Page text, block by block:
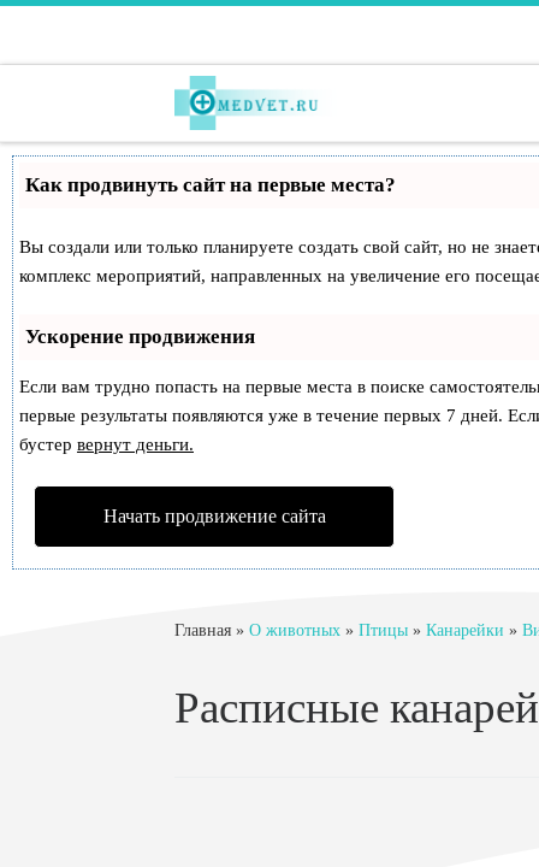
Как продвинуть сайт на первые места?
Вы создали или только планируете создать свой сайт, но не
комплекс мероприятий, направленных на увеличение его
Ускорение продвижения
Если вам трудно попасть на первые места в поиске
первые результаты появляются уже в течение первых 7 дней.
бустер вернут деньги.
Начать продвижение сайта
Главная » О животных » Птицы » Канарейки »
Расписные